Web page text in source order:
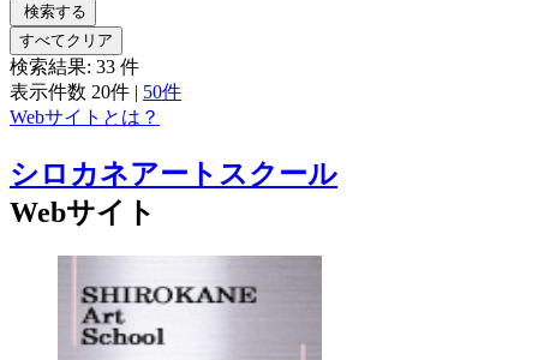
検索する
すべてクリア
検索結果: 33 件
表示件数 20件 | 50件
Webサイトとは？
シロカネアートスクール
Webサイト